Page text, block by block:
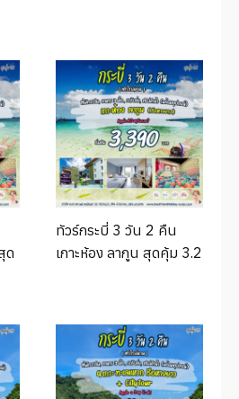
ด
ทัวร์กระบี่ 3 วัน 2 คืน
เกาะห้อง ลากูน สุดคุ้ม 3.2